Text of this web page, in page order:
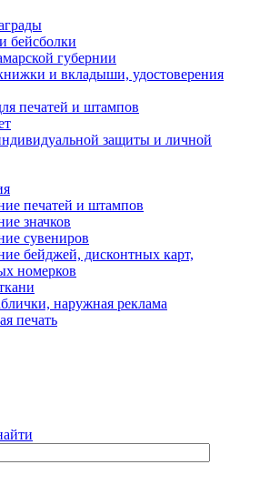
бейсболки
губернии
и вкладыши, удостоверения
печатей и штампов
защиты и личной
печатей и штампов
значков
сувениров
бейджей, дисконтных карт,
номерков
наружная реклама
печать